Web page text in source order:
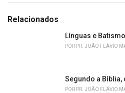
e
Relacionados
Línguas e
POR PR. JOÃO FLÁVIO
Segundo a
POR PR. JOÃO FLÁVIO